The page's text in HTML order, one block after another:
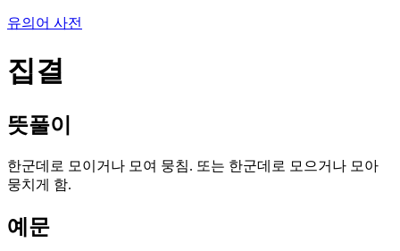
유의어 사전
집결
뜻풀이
한군데로 모이거나 모여 뭉침. 또는 한군데로 모으거나 모아
뭉치게 함.
예문